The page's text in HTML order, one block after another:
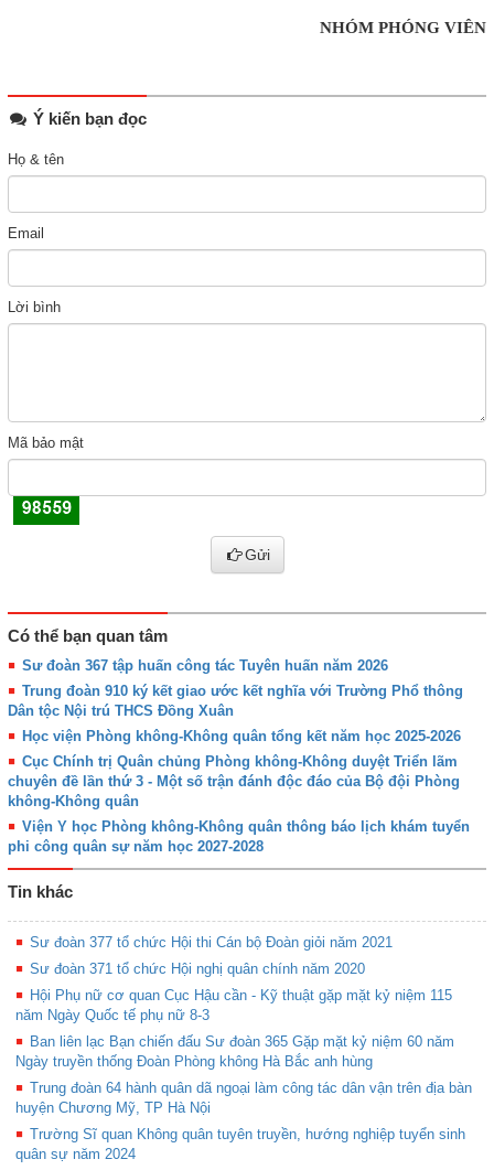
NHÓM PHÓNG VIÊN
Ý kiến bạn đọc
Họ & tên
Email
Lời bình
Mã bảo mật
Gửi
Có thể bạn quan tâm
Sư đoàn 367 tập huấn công tác Tuyên huấn năm 2026
Trung đoàn 910 ký kết giao ước kết nghĩa với Trường Phổ thông
Dân tộc Nội trú THCS Đồng Xuân
Học viện Phòng không-Không quân tổng kết năm học 2025-2026
Cục Chính trị Quân chủng Phòng không-Không duyệt Triển lãm
chuyên đề lần thứ 3 - Một số trận đánh độc đáo của Bộ đội Phòng
không-Không quân
Viện Y học Phòng không-Không quân thông báo lịch khám tuyển
phi công quân sự năm học 2027-2028
Tin khác
Sư đoàn 377 tổ chức Hội thi Cán bộ Đoàn giỏi năm 2021
Sư đoàn 371 tổ chức Hội nghị quân chính năm 2020
Hội Phụ nữ cơ quan Cục Hậu cần - Kỹ thuật gặp mặt kỷ niệm 115
năm Ngày Quốc tế phụ nữ 8-3
Ban liên lạc Bạn chiến đấu Sư đoàn 365 Gặp mặt kỷ niệm 60 năm
Ngày truyền thống Đoàn Phòng không Hà Bắc anh hùng
Trung đoàn 64 hành quân dã ngoại làm công tác dân vận trên địa bàn
huyện Chương Mỹ, TP Hà Nội
Trường Sĩ quan Không quân tuyên truyền, hướng nghiệp tuyển sinh
quân sự năm 2024